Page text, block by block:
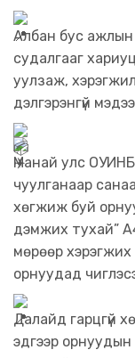
Албан бус ажлын
судалгааг
уулзаж,
дэлгэрэнгүй
Манай улс
чуулганаар
хөгжиж буй
дэмжих тухай”
мөрөөр хэрэгжих
орнуудад
Далайд гарцгүй
эдгээр